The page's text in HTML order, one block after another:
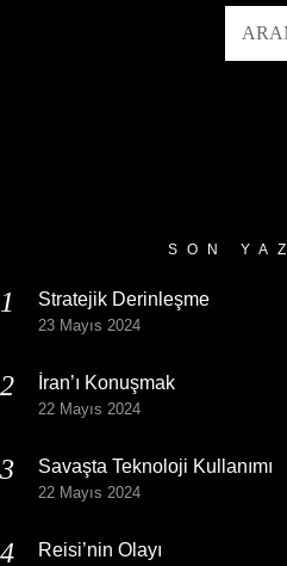
SON
Stratejik Derinleşme
23 Mayıs 2024
İran’ı Konuşmak
22 Mayıs 2024
Savaşta Teknoloji Kullanımı
22 Mayıs 2024
Reisi’nin Olayı